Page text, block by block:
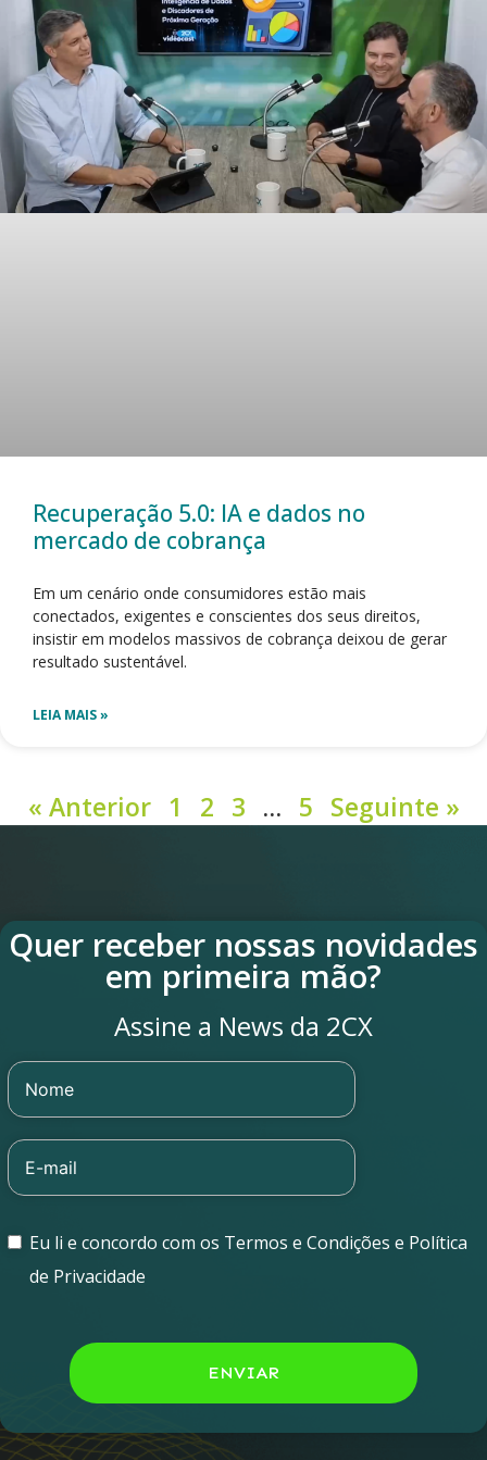
Recuperação 5.0: IA e dados no
mercado de cobrança
Em um cenário onde consumidores estão mais
conectados, exigentes e conscientes dos seus direitos,
insistir em modelos massivos de cobrança deixou de gerar
resultado sustentável.
LEIA MAIS »
« Anterior 1 2 3 … 5 Seguinte »
Quer receber nossas novidades
em primeira mão?
Assine a News da 2CX
Eu li e concordo com os Termos e Condições e Política
de Privacidade
ENVIAR